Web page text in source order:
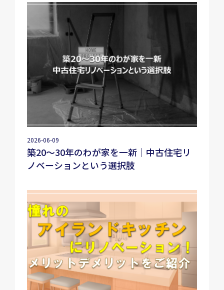
2026-06-09
築20〜30年のわが家を一新｜中古住宅リ
ノベーションという選択肢